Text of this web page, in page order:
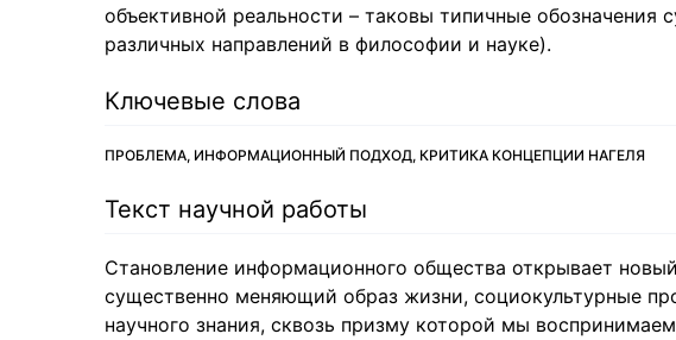
объективной реальности – таковы типичные обозначения
различных направлений в философии и науке).
Ключевые слова
ПРОБЛЕМА, ИНФОРМАЦИОННЫЙ ПОДХОД, КРИТИКА КОНЦЕПЦИИ НАГЕЛЯ
Текст научной работы
Становление информационного общества открывает
существенно меняющий образ жизни, социокультурные
научного знания, сквозь призму которой мы